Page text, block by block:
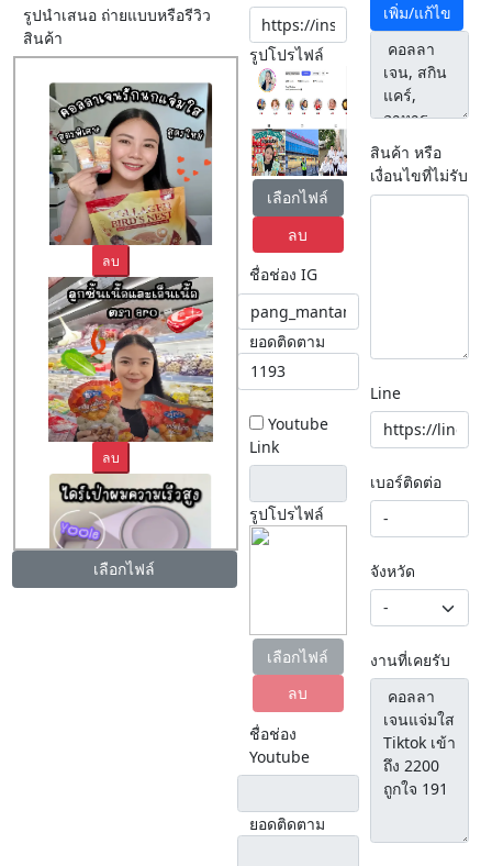
รูปนำเสนอ ถ่ายแบบหรือรีวิว
สินค้า
ลบ
ลบ
เลือกไฟล์
รูปโปรไฟล์
เลือกไฟล์
ลบ
ชื่อช่อง IG
ยอดติดตาม
Youtube
Link
รูปโปรไฟล์
เลือกไฟล์
ลบ
ชื่อช่อง
Youtube
ยอดติดตาม
เพิ่ม/แก้ไข
สินค้า หรือ
เงื่อนไขที่ไม่รับ
Line
เบอร์ติดต่อ
จังหวัด
งานที่เคยรับ